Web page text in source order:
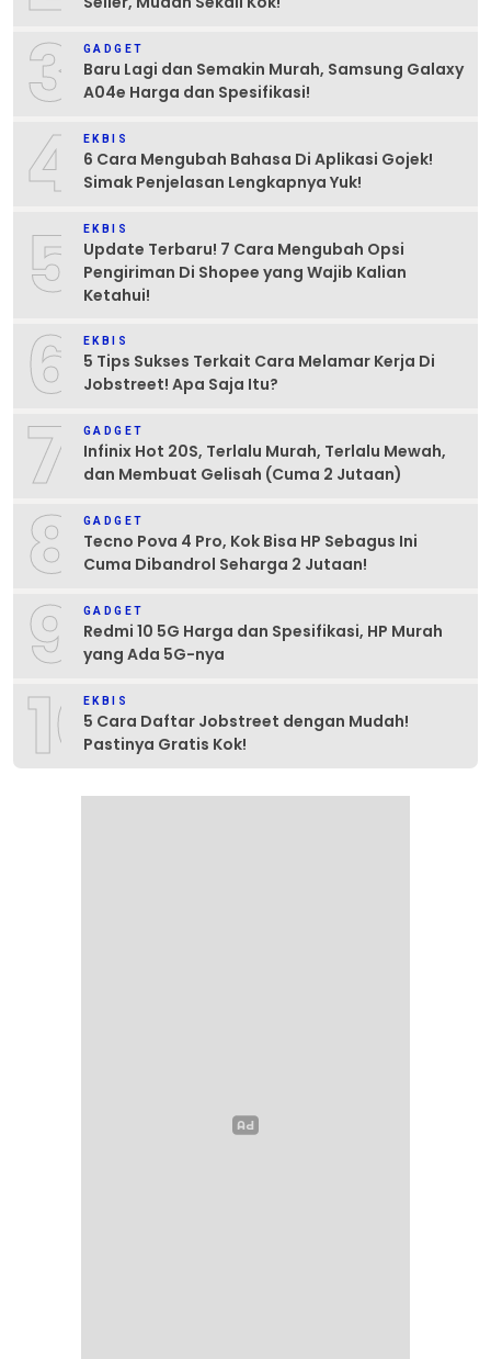
3 GADGET
Baru Lagi dan Semakin Murah, Samsung Galaxy
A04e Harga dan Spesifikasi!
4 EKBIS
6 Cara Mengubah Bahasa Di Aplikasi Gojek!
Simak Penjelasan Lengkapnya Yuk!
5 EKBIS
Update Terbaru! 7 Cara Mengubah Opsi
Pengiriman Di Shopee yang Wajib Kalian
Ketahui!
6 EKBIS
5 Tips Sukses Terkait Cara Melamar Kerja Di
Jobstreet! Apa Saja Itu?
7 GADGET
Infinix Hot 20S, Terlalu Murah, Terlalu Mewah,
dan Membuat Gelisah (Cuma 2 Jutaan)
8 GADGET
Tecno Pova 4 Pro, Kok Bisa HP Sebagus Ini
Cuma Dibandrol Seharga 2 Jutaan!
9 GADGET
Redmi 10 5G Harga dan Spesifikasi, HP Murah
yang Ada 5G-nya
10EKBIS
5 Cara Daftar Jobstreet dengan Mudah!
Pastinya Gratis Kok!